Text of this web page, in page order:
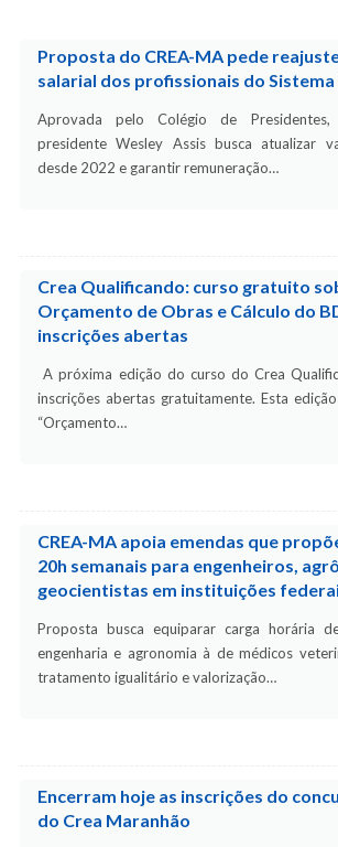
Proposta do CREA-MA pede
salarial dos profissionais do
Aprovada pelo Colégio de
presidente Wesley Assis busca atualizar
desde 2022 e garantir remuneração…
Crea Qualificando: curso gratuito
Orçamento de Obras e Cálculo do
inscrições abertas
A próxima edição do curso do Crea
inscrições abertas gratuitamente. Esta
“Orçamento…
CREA-MA apoia emendas que
20h semanais para engenheiros,
geocientistas em instituições
Proposta busca equiparar carga horária
engenharia e agronomia à de médicos
tratamento igualitário e valorização…
Encerram hoje as inscrições do
do Crea Maranhão